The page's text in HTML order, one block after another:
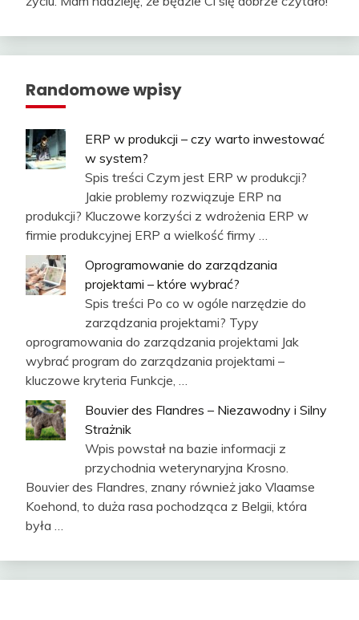
Randomowe wpisy
ERP w produkcji – czy warto inwestować
w system?
Spis treści Czym jest ERP w produkcji?
Jakie problemy rozwiązuje ERP na
produkcji? Kluczowe korzyści z wdrożenia ERP w
firmie produkcyjnej ERP a wielkość firmy …
Oprogramowanie do zarządzania
projektami – które wybrać?
Spis treści Po co w ogóle narzędzie do
zarządzania projektami? Typy
oprogramowania do zarządzania projektami Jak
wybrać program do zarządzania projektami –
kluczowe kryteria Funkcje, …
Bouvier des Flandres – Niezawodny i Silny
Strażnik
Wpis powstał na bazie informacji z
przychodnia weterynaryjna Krosno.
Bouvier des Flandres, znany również jako Vlaamse
Koehond, to duża rasa pochodząca z Belgii, która
była …